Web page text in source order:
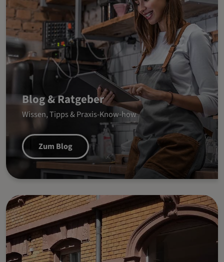
Blog & Ratgeber
Wissen, Tipps & Praxis-Know-how
Zum Blog